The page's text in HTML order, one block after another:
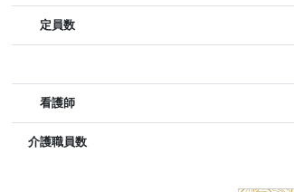
定員数
看護師
介護職員数